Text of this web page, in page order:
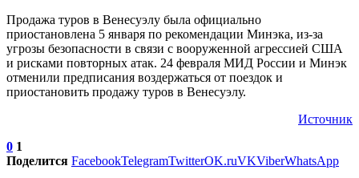
Продажа туров в Венесуэлу была официально
приостановлена 5 января по рекомендации Минэка, из-за
угрозы безопасности в связи с вооруженной агрессией США
и рисками повторных атак. 24 февраля МИД России и Минэк
отменили предписания воздержаться от поездок и
приостановить продажу туров в Венесуэлу.
Источник
0 1
Поделится FacebookTelegramTwitterOK.ruVKViberWhatsApp